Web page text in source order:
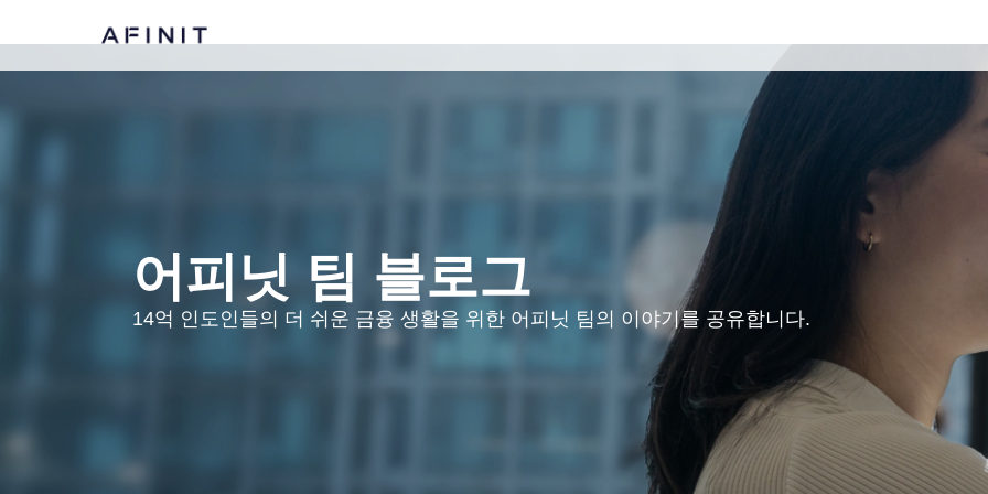
어피닛 팀 블로그
14억 인도인들의 더 쉬운 금융 생활을 위한 어피닛 팀의 이야기를 공유합니다.